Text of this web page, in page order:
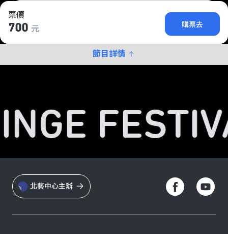
票價
700 元
購票去
節目詳情
北藝中心主辦